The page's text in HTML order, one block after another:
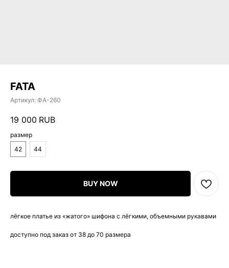
FATA
Артикул: ФА-260
19 000 RUB
размер
42
44
BUY NOW
лёгкое платье из «жатого» шифона с лёгкими, объемными рукавами
доступно под заказ от 38 до 70 размера